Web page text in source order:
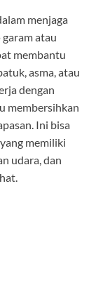
menjaga
atau
membantu
asma, atau
dengan
membersihkan
Ini bisa
memiliki
udara, dan